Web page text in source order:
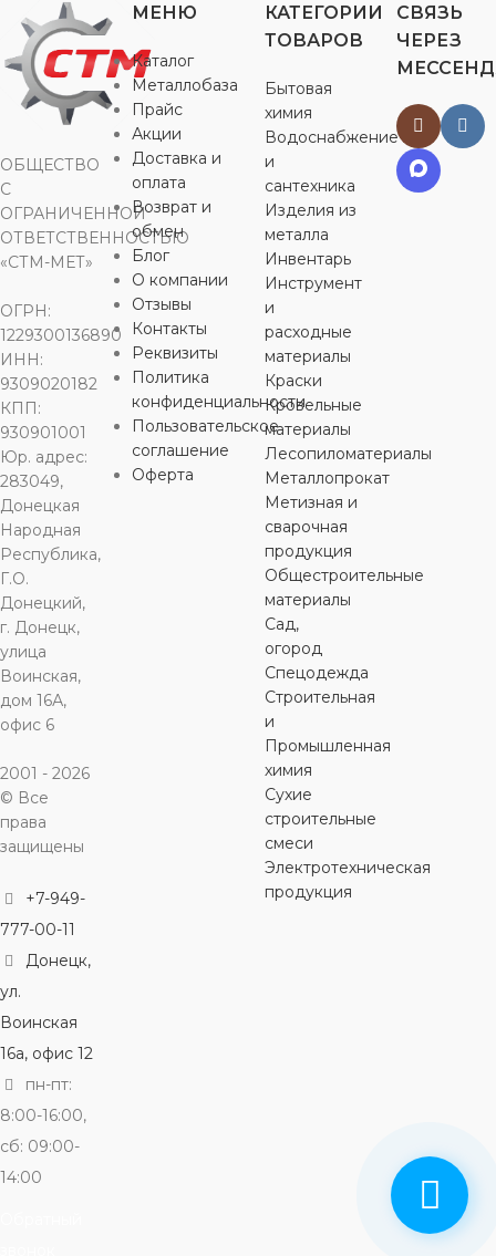
БРЕНД
ЦВЕТ белый
МАТЕРИАЛ
пластик
НОМИНАЛЬНОЕ
НАПРЯЖЕНИЕ
20 А
ABB
ЦВЕТ белый
МАТЕРИАЛ
НОМИНАЛЬНОЕ
НАПРЯЖЕНИЕ
БРЕНД Legrand
ЦВЕТ
пластик
НОМИНАЛЬНОЕ
32 А
БРЕНД
ЦВЕТ
ОБЩЕСТВО
С
ОГРАНИЧЕННОЙ
ОТВЕТСТВЕННОСТЬЮ
«СТМ-МЕТ»
ОГРН:
1229300136890
ИНН:
9309020182
КПП:
930901001
Юр. адрес:
283049,
Донецкая
Народная
Республика,
Г.О.
Донецкий,
г. Донецк,
улица
Воинская,
дом 16А,
офис 6
2001 - 2026
© Все
права
защищены
+7-949-
777-00-11
Донецк,
ул.
Воинская
16а, офис 12
пн-пт:
8:00-16:00,
сб: 09:00-
14:00
МЕНЮ
Каталог
Металлобаза
Прайс
Акции
Доставка и
оплата
Возврат и
обмен
Блог
О компании
Отзывы
Контакты
Реквизиты
Политика
конфиденциальности
Пользовательское
соглашение
Оферта
КАТЕГОРИИ
ТОВАРОВ
Бытовая
химия
Водоснабжение
и
сантехника
Изделия из
металла
Инвентарь
Инструмент
и
расходные
материалы
Краски
Кровельные
материалы
Лесопиломатериалы
Металлопрокат
Метизная и
сварочная
продукция
Общестроительные
материалы
Сад,
огород
Спецодежда
Строительная
и
Промышленная
химия
Сухие
строительные
смеси
Электротехническая
продукция
СВЯЗЬ
ЧЕРЕЗ